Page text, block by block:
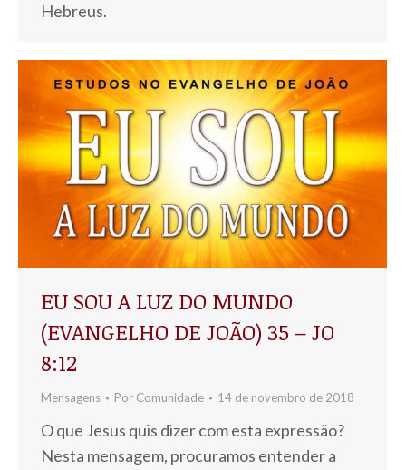
Hebreus.
EU SOU A LUZ DO MUNDO
(EVANGELHO DE JOÃO) 35 – JO
8:12
Mensagens Por Comunidade 14 de novembro de 2018
O que Jesus quis dizer com esta expressão?
Nesta mensagem, procuramos entender a